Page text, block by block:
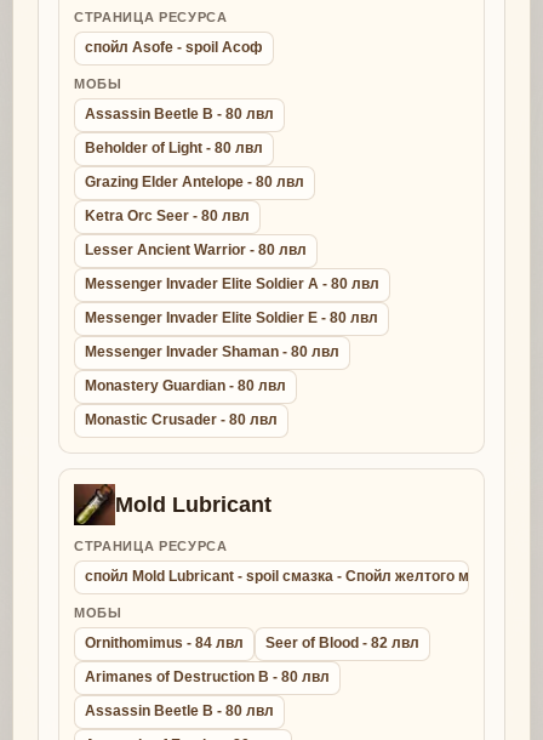
СТРАНИЦА РЕСУРСА
спойл Asofe - spoil Асоф
МОБЫ
Assassin Beetle B - 80 лвл
Beholder of Light - 80 лвл
Grazing Elder Antelope - 80 лвл
Ketra Orc Seer - 80 лвл
Lesser Ancient Warrior - 80 лвл
Messenger Invader Elite Soldier A - 80 лвл
Messenger Invader Elite Soldier E - 80 лвл
Messenger Invader Shaman - 80 лвл
Monastery Guardian - 80 лвл
Monastic Crusader - 80 лвл
Mold Lubricant
СТРАНИЦА РЕСУРСА
спойл Mold Lubricant - spoil смазка - Спойл желтого молда
МОБЫ
Ornithomimus - 84 лвл
Seer of Blood - 82 лвл
Arimanes of Destruction B - 80 лвл
Assassin Beetle B - 80 лвл